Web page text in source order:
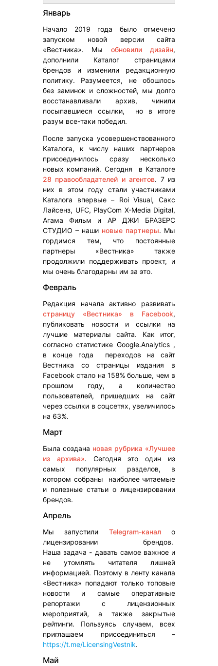
Январь
Начало 2019 года было отмечено
запуском новой версии сайта
«Вестника». Мы обновили дизайн,
дополнили Каталог страницами
брендов и изменили редакционную
политику. Разумеется, не обошлось
без заминок и сложностей, мы долго
восстанавливали архив, чинили
посыпавшиеся ссылки, но в итоге
разум все-таки победил.
После запуска усовершенствованного
Каталога, к числу наших партнеров
присоединилось сразу несколько
новых компаний. Сегодня в Каталоге
28 правообладателей и агентов. 7 из
них в этом году стали участниками
Каталога впервые – Roi Visual, Сакс
Лайсенз, UFC, PlayCom X-Media Digital,
Агама Фильм и АР ДЖИ БРАЗЕРС
СТУДИО – наши новые партнеры. Мы
гордимся тем, что постоянные
партнеры «Вестника» также
продолжили поддерживать проект, и
мы очень благодарны им за это.
Февраль
Редакция начала активно развивать
страницу «Вестника» в Facebook,
публиковать новости и ссылки на
лучшие материалы сайта. Как итог,
согласно статистике Google.Analytics ,
в конце года переходов на сайт
Вестника со страницы издания в
Facebook стало на 158% больше, чем в
прошлом году, а количество
пользователей, пришедших на сайт
через ссылки в соцсетях, увеличилось
на 63%.
Март
Была создана новая рубрика «Лучшее
из архива». Сегодня это один из
самых популярных разделов, в
котором собраны наиболее читаемые
и полезные статьи о лицензировании
брендов.
Апрель
Мы запустили Telegram-канало
лицензировании брендов.
Наша задача - давать самое важное и
не утомлять читателя лишней
информацией. Поэтому в ленту канала
«Вестника» попадают только топовые
новости и самые оперативные
репортажи с лицензионных
мероприятий, а также закрытые
рейтинги. Пользуясь случаем, всех
приглашаем присоединиться –
https://t.me/LicensingVestnik.
Май